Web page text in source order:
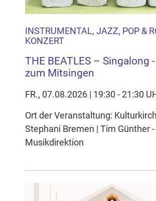
INSTRUMENTAL, JAZZ, POP &
KONZERT
THE BEATLES – Singalong
zum Mitsingen
FR., 07.08.2026 | 19:30 - 21:30
Ort der Veranstaltung:
Stephani Bremen | Tim Günther -
Musikdirektion